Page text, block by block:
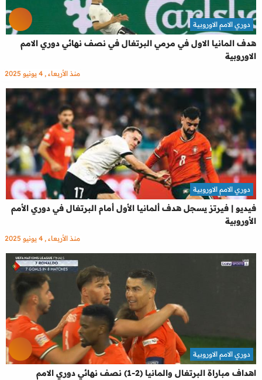
هدف المانيا الاول في مرمي البرتغال في نصف نهائي دوري الامم
الاوروبية
دوري الامم الاوروبية
منذ الأربعاء , 4 يونيو 2025
فيديو | فيرتز يسجل هدف ألمانيا الأول أمام البرتغال في دوري الأمم
الأوروبية
دوري الامم الاوروبية
منذ الأربعاء , 4 يونيو 2025
اهداف مباراة البرتغال والمانيا (2-1) نصف نهائي دوري الامم
دوري الامم الاوروبية